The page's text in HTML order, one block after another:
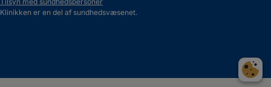
Klinikken er en del af sundhedsvæsenet.